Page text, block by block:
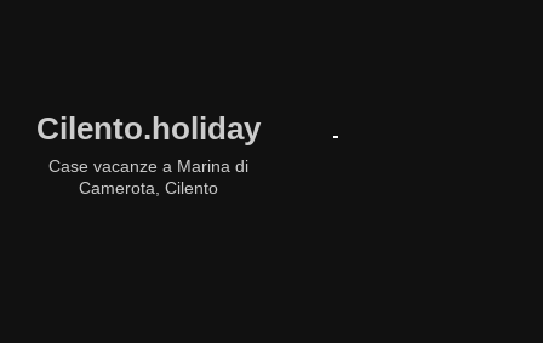
Cilento.holiday
Case vacanze a Marina di
Camerota, Cilento